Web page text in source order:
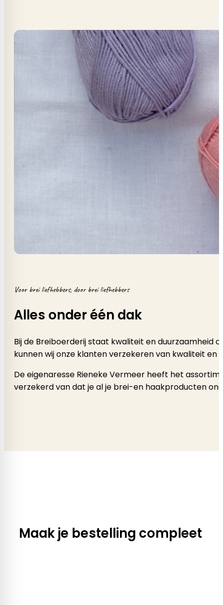
Voor brei liefhebbers, door brei liefhebbers
Alles onder één dak
Bij de Breiboerderij staat kwaliteit en duurzaamheid
kunnen wij onze klanten verzekeren van kwaliteit en
De eigenaresse Rieneke Vermeer heeft het
verzekerd van dat je al je brei-en haakproducten
Maak je bestelling compleet